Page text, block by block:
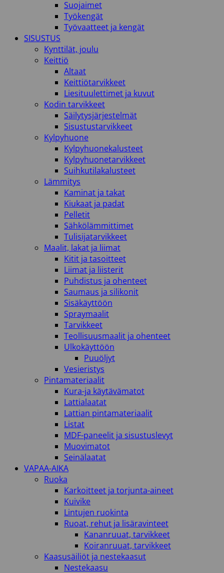
Suojaimet
Työkengät
Työvaatteet ja kengät
SISUSTUS
Kynttilät, joulu
Keittiö
Altaat
Keittiötarvikkeet
Liesituulettimet ja kuvut
Kodin tarvikkeet
Säilytysjärjestelmät
Sisustustarvikkeet
Kylpyhuone
Kylpyhuonekalusteet
Kylpyhuonetarvikkeet
Suihkutilakalusteet
Lämmitys
Kaminat ja takat
Kiukaat ja padat
Pelletit
Sähkölämmittimet
Tulisijatarvikkeet
Maalit, lakat ja liimat
Kitit ja tasoitteet
Liimat ja liisterit
Puhdistus ja ohenteet
Saumaus ja silikonit
Sisäkäyttöön
Spraymaalit
Tarvikkeet
Teollisuusmaalit ja ohenteet
Ulkokäyttöön
Puuöljyt
Vesieristys
Pintamateriaalit
Kura-ja käytävämatot
Lattialaatat
Lattian pintamateriaalit
Listat
MDF-paneelit ja sisustuslevyt
Muovimatot
Seinälaatat
VAPAA-AIKA
Ruoka
Karkoitteet ja torjunta-aineet
Kuivike
Lintujen ruokinta
Ruoat, rehut ja lisäravinteet
Kananruuat, tarvikkeet
Koiranruuat, tarvikkeet
Kaasusäiliöt ja nestekaasut
Nestekaasu